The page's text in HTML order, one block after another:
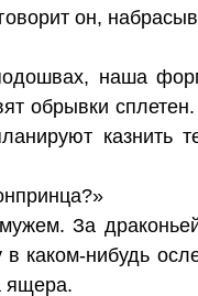
он,
наша
обрывки
казнить
За
каком-нибудь
ящера.